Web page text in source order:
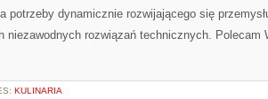
potrzeby dynamicznie rozwijającego się
niezawodnych rozwiązań technicznych. Polecam
KULINARIA